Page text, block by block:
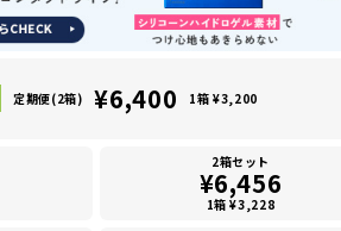
定期便(2箱) ¥6,400 1箱 ¥3,200
2箱セット
¥6,456
1箱 ¥3,228